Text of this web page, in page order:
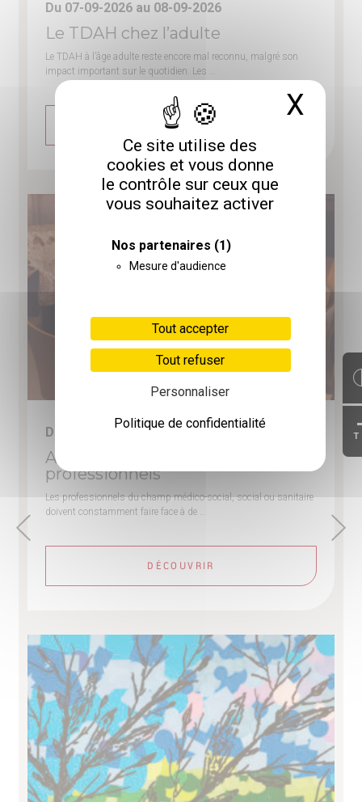
Ce site utilise des
cookies et vous donne
le contrôle sur ceux que
vous souhaitez activer
Nos partenaires (1)
Mesure d'audience
Tout accepter
Tout refuser
Personnaliser
Politique de confidentialité
X
T
Du 07-09-2026 au 08-09-2026
Le TDAH chez l’adulte
Le TDAH à l’âge adulte reste encore mal reconnu, malgré son
impact important sur le quotidien. Les …
DÉCOUVRIR
Du 09-09-2026 au 11-09-2026
Améliorer les écrits
professionnels
Les professionnels du champ médico-social, social ou sanitaire
doivent constamment faire face à de …
DÉCOUVRIR